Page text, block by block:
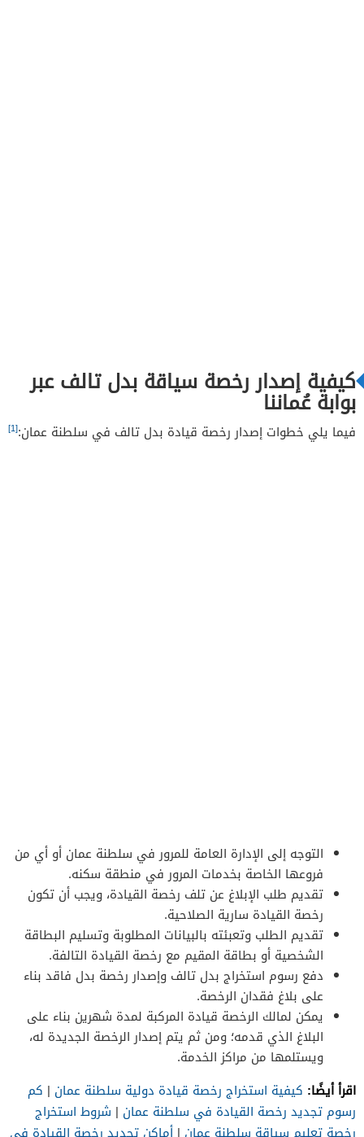
كيفية إصدار رخصة سياقة بدل تالف عبر
بوابة عُماننا
فيما يلي خطوات إصدار رخصة قيادة بدل تالف في سلطنة عمان:[1]
التوجه إلى الإدارة العامة للمرور في سلطنة عمان أو أي من
فروعها الخاصة بخدمات المرور في منطقة سكنه.
تقديم طلب الإبلاغ عن تلف رخصة القيادة، ويجب أن تكون
رخصة القيادة سارية الصلاحية.
تقديم الطلب وتعبئته بالبيانات المطلوبة وتسليم البطاقة
الشخصية أو بطاقة المقيم مع رخصة القيادة التالفة.
دفع رسوم استخراج بدل تالف وإصدار رخصة بدل فاقد بناء
على بلاغ فقدان الرخصة.
يمكن لمالك الرخصة قيادة المركبة لمدة شهرين بناء على
البلاغ الذي قدمه؛ ومن ثم يتم إصدار الرخصة الجديدة له،
ويستلمها من مراكز الخدمة.
اقرأ أيضًا: كيفية استخراج رخصة قيادة دولية سلطنة عمان | كم
رسوم تجديد رخصة القيادة في سلطنة عمان | شروط استخراج